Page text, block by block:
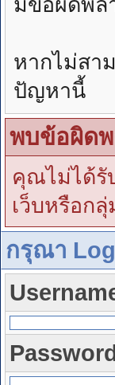
มีข้อผิดพล
หากไม่สา
ปัญหานี้
พบข้อผิด
คุณไม่ได้รั
เว็บหรือก
กรุณา